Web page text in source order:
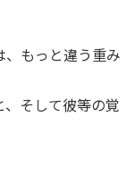
、もっと違う重み
そして彼等の覚